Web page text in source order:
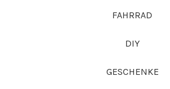
FAHRRAD
DIY
GESCHENKE